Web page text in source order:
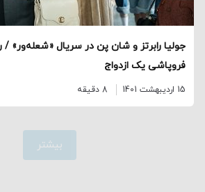
جولیا رابرتز و شان پن در سریال
فروپاشی یک ازدواج
15 اردیبهشت 1401 8 دقیقه
بیشتر